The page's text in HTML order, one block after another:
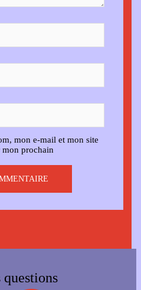
mon e-mail et mon site
mon prochain
questions